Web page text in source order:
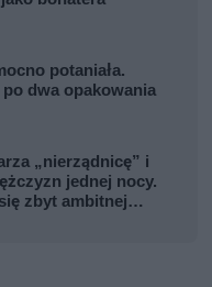
potaniała.
dwa opakowania
„nierządnicę” i
jednej nocy.
zbyt ambitnej